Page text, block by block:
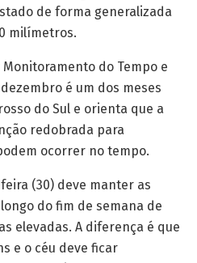
de forma generalizada
milímetros.
do Tempo e
é um dos meses
do Sul e orienta que a
redobrada para
ocorrer no tempo.
(30) deve manter as
do fim de semana de
elevadas. A diferença é que
e o céu deve ficar